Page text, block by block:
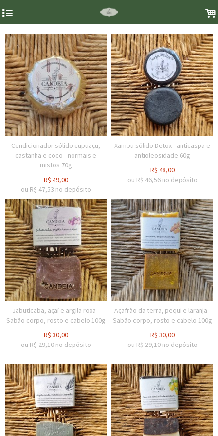
4 .
Condicionador sólido cupuaçu,
castanha e coco - normais e
mistos 70g
R$ 49,00
ou R$ 47,53 no depósito
Xampu sólido Detox - anticaspa e
antioleosidade 60g
R$ 48,00
ou R$ 46,56 no depósito
Jabuticaba, açaí e argila roxa -
Sabão corpo, rosto e cabelo 100g
R$ 30,00
ou R$ 29,10 no depósito
Açafrão da terra, pequi e laranja -
Sabão corpo, rosto e cabelo 100g
R$ 30,00
ou R$ 29,10 no depósito